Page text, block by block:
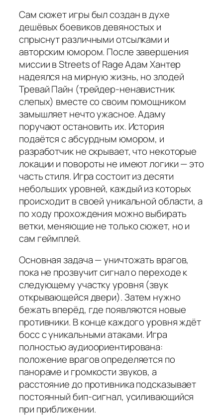
Сам сюжет игры был создан в духе
дешёвых боевиков девяностых и
спрыснут различными отсылками и
авторским юмором. После завершения
миссии в Streets of Rage Адам Хантер
надеялся на мирную жизнь, но злодей
Тревай Пайн (трейдер-ненавистник
слепых) вместе со своим помощником
замышляет нечто ужасное. Адаму
поручают остановить их. История
подаётся с абсурдным юмором, и
разработчик не скрывает, что некоторые
локации и повороты не имеют логики — это
часть стиля. Игра состоит из десяти
небольших уровней, каждый из которых
происходит в своей уникальной области, а
по ходу прохождения можно выбирать
ветки, меняющие не только сюжет, но и
сам геймплей.
Основная задача — уничтожать врагов,
пока не прозвучит сигнал о переходе к
следующему участку уровня (звук
открывающейся двери). Затем нужно
бежать вперёд, где появляются новые
противники. В конце каждого уровня ждёт
босс с уникальными атаками. Игра
полностью аудиоориентирована:
положение врагов определяется по
панораме и громкости звуков, а
расстояние до противника подсказывает
постоянный бип-сигнал, усиливающийся
при приближении.